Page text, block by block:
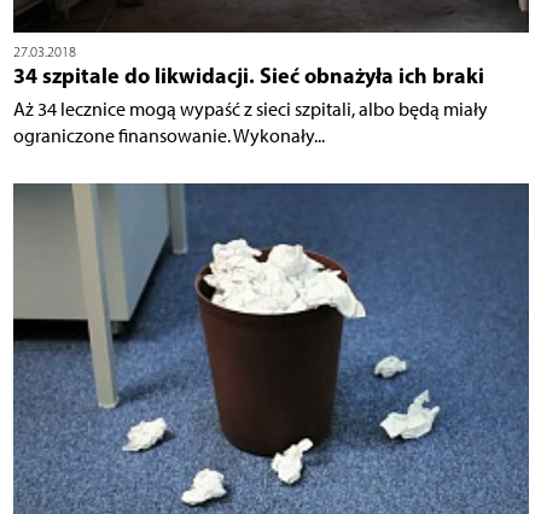
27.03.2018
34 szpitale do likwidacji. Sieć obnażyła ich braki
Aż 34 lecznice mogą wypaść z sieci szpitali, albo będą miały
ograniczone finansowanie. Wykonały...